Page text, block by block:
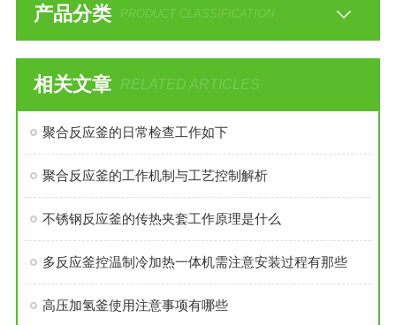
产品分类 PRODUCT CLASSIFICATION
相关文章 RELATED ARTICLES
聚合反应釜的日常检查工作如下
聚合反应釜的工作机制与工艺控制解析
不锈钢反应釜的传热夹套工作原理是什么
多反应釜控温制冷加热一体机需注意安装过程有那些
高压加氢釜使用注意事项有哪些